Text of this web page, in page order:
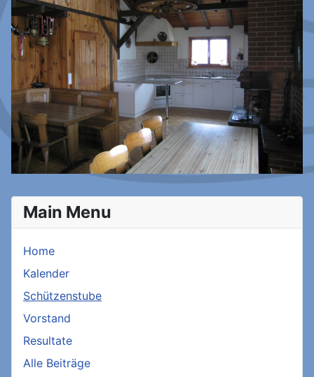
Main Menu
Home
Kalender
Schützenstube
Vorstand
Resultate
Alle Beiträge